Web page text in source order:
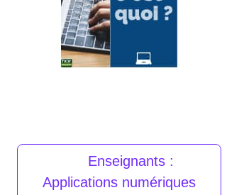
Enseignants :
Applications numériques